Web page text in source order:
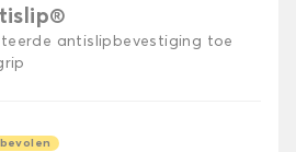
antislipbevestiging toe